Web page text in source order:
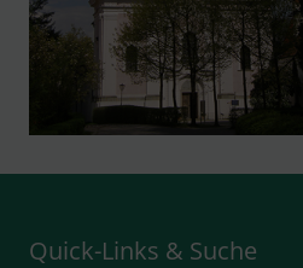
Quick-Links & Suche